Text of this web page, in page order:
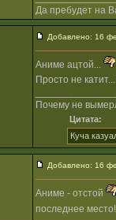
Да пребудет на
Добавлено: 16
Аниме ацтой...
Просто не катит...
Почему не
Цитата:
Куча
Добавлено: 16
Аниме - отстой
последнее место!